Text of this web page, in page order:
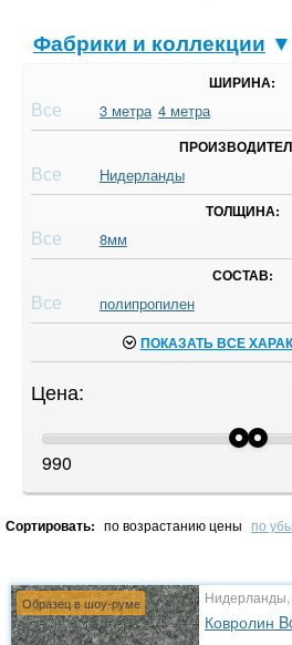
Фабрики и коллекции ▼
ШИРИНА:
Все 3 метра 4 метра
Все Нидерланды
ТОЛЩИНА:
Все 8мм
СОСТАВ:
Все полипропилен
ПОКАЗАТЬ ВСЕ
Цена:
990
Сортировать: по возрастанию цены по
Образец в шоу-руме Нидерланды,
Ковролин